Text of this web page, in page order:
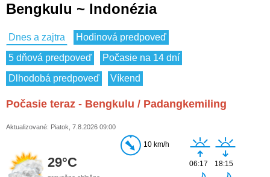
Bengkulu ~ Indonézia
Dnes a zajtra
Hodinová predpoveď
5 dňová predpoveď
Počasie na 14 dní
Dlhodobá predpoveď
Víkend
Počasie teraz - Bengkulu / Padangkemiling
Aktualizované: Piatok, 7.8.2026 09:00
29°C
10 km/h
06:17 18:15